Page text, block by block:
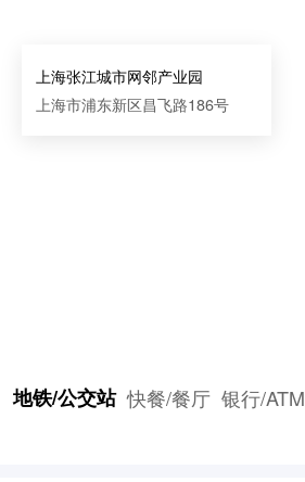
地铁/公交站 快餐/餐厅 银行/ATM
上海张江城市网邻产业园
上海市浦东新区昌飞路186号